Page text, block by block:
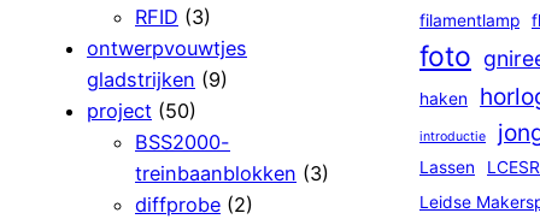
RFID (3)
ontwerpvouwtjes
gladstrijken (9)
project (50)
BSS2000-
treinbaanblokken (3)
diffprobe (2)
filamentlamp
foto
haken
introductie
Lassen
Leidse